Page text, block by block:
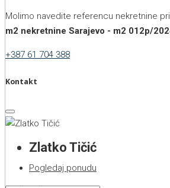
Molimo navedite referencu nekretnine
m2 nekretnine Sarajevo - m2 012p/
+387 61 704 388
Kontakt
Zlatko Tičić
Pogledaj ponudu